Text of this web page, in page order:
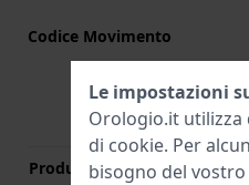
Codice Movimento
Produttore Movimento
Le impostazioni
Orologio.it utilizza
di cookie. Per
bisogno del vostro